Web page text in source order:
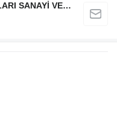
MS DORSE TREYLER VE EKİPMANLARI SANAYİ VE TİCARET LTD STİ